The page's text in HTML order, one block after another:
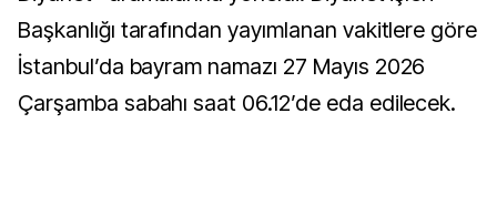
Başkanlığı tarafından yayımlanan vakitlere göre
İstanbul’da bayram namazı 27 Mayıs 2026
Çarşamba sabahı saat 06.12’de eda edilecek.